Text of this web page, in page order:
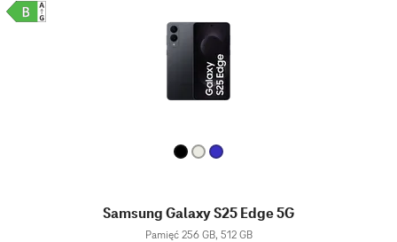
Samsung Galaxy S25 Edge 5G
Pamięć 256 GB, 512 GB